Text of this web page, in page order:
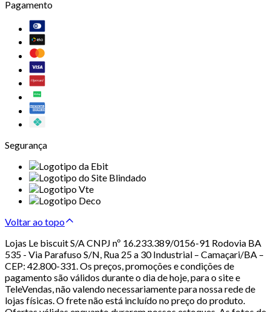
Pagamento
Segurança
Voltar ao topo
Lojas Le biscuit S/A CNPJ nº 16.233.389/0156-91 Rodovia BA
535 - Via Parafuso S/N, Rua 25 a 30 Industrial – Camaçari/BA –
CEP: 42.800-331. Os preços, promoções e condições de
pagamento são válidos durante o dia de hoje, para o site e
TeleVendas, não valendo necessariamente para nossa rede de
lojas físicas. O frete não está incluído no preço do produto.